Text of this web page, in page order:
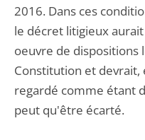
2016. Dans ces
le décret litigieux
oeuvre de dispositions
Constitution et devrait,
regardé comme étant
peut qu'être écarté.